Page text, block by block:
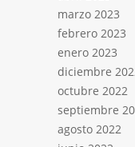
marzo 2023
febrero 2023
enero 2023
diciembre
octubre 2022
septiembre
agosto 2022